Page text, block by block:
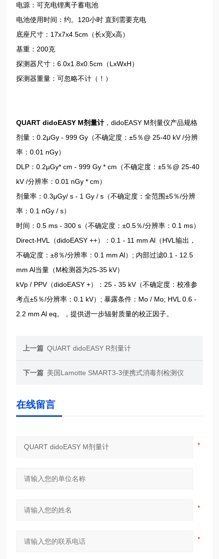
电源：可充电锂离子蓄电池
电池使用时间：约。120小时 直到需要充电
底座尺寸：17x7x4.5cm（长x宽x高）
基重：200克
探测器尺寸：6.0x1.8x0.5cm（LxWxH）
探测器重量：可忽略不计（！）
QUART didoEASY M剂量计 ，didoEASY M剂量仪产品规格
剂量：0.2μGy - 999 Gy（不确定度：±5％@ 25-40 kV /分辨
率：0.01 nGy）
DLP：0.2μGy* cm - 999 Gy * cm（不确定度：±5％@ 25-40
kV /分辨率：0.01 nGy * cm）
剂量率：0.3μGy/ s - 1 Gy / s（不确定度：全范围±5％/分辨
率：0.1 nGy / s）
时间：0.5 ms - 300 s（不确定度：±0.5％/分辨率：0.1 ms）
Direct-HVL（didoEASY ++）：0.1 - 11 mm Al（HVL输出，
不确定度：±8％/分辨率：0.1 mm Al）; 内部过滤0.1 - 12.5
mm Al当量（M检测器为25-35 kV）
kVp / PPV（didoEASY +）：25 - 35 kV（不确定度：校准参
考点±5％/分辨率：0.1 kV）; 暴露条件：Mo / Mo; HVL 0.6 -
2.2 mm Al eq。，提供进一步辐射质量的校正因子。
上一篇 QUART didoEASY R剂量计
下一篇 美国Lamotte SMART3-3便携式消毒剂检测仪
在线留言